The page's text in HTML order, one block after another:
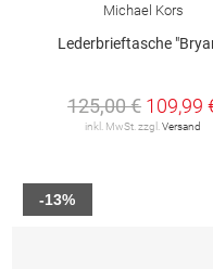
Michael Kors
Lederbrieftasche
125,00 € 109,99
inkl. MwSt. zzgl.Versand
-13%